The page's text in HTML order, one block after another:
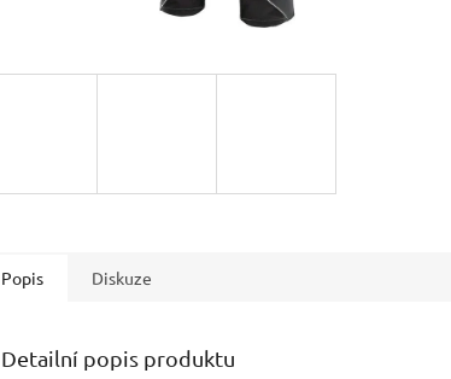
Popis Diskuze
Detailní popis produktu